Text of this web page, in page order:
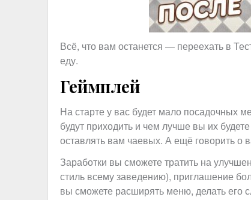
Всё, что вам останется — переехать в
еду.
Геймплей
На старте у вас будет мало посадочных
будут приходить и чем лучше вы их
оставлять вам чаевых. А ещё говорить о
Заработки вы сможете тратить на
стиль всему заведению), приглашение
вы сможете расширять меню, делать его